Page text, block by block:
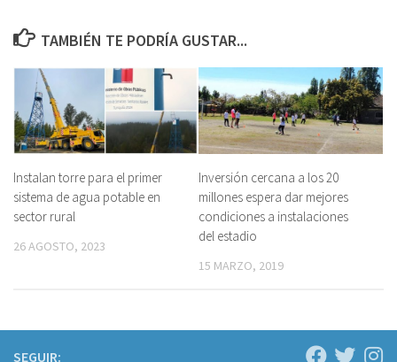
TAMBIÉN TE PODRÍA GUSTAR...
Instalan torre para el primer
sistema de agua potable en
sector rural
26 AGOSTO, 2023
Inversión cercana a los 20
millones espera dar mejores
condiciones a instalaciones
del estadio
15 MARZO, 2019
SEGUIR: